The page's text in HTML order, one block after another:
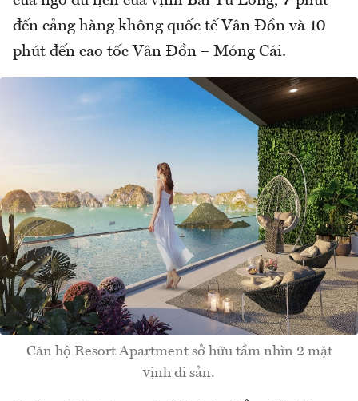
đến cảng hàng không quốc tế Vân Đồn và 10
phút đến cao tốc Vân Đồn – Móng Cái.
Căn hộ Resort Apartment sở hữu tầm nhìn 2 mặt
vịnh di sản.